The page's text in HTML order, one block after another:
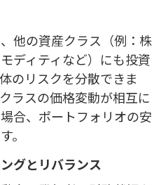
他の資産クラス（例：株
ディティなど）にも投資
のリスクを分散できま
ラスの価格変動が相互に
合、ポートフォリオの安
。
グとリバランス